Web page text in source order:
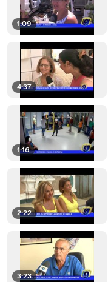
1:09
4:37
1:16
2:22
3:23